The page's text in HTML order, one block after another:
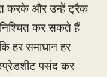
करके और उन्हें ट्रैक
कर सकते हैं
हर समाधान हर
पसंद कर